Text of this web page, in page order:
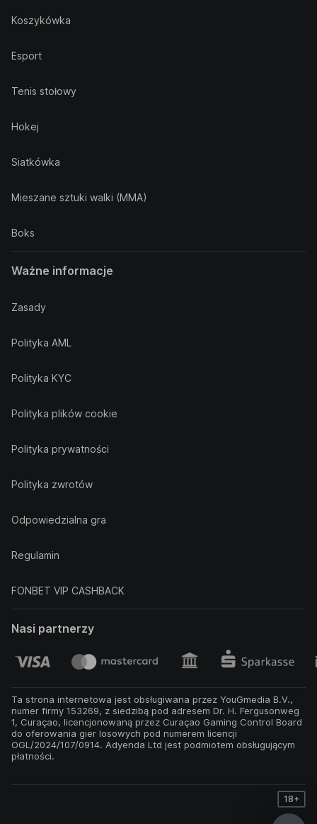
Koszykówka
Esport
Tenis stołowy
Hokej
Siatkówka
Mieszane sztuki walki (MMA)
Boks
Ważne informacje
Zasady
Polityka AML
Polityka KYC
Polityka plików cookie
Polityka prywatności
Polityka zwrotów
Odpowiedzialna gra
Regulamin
FONBET VIP CASHBACK
Nasi partnerzy
Ta strona internetowa jest obsługiwana przez YouGmedia B.V.,
numer firmy 153269, z siedzibą pod adresem Dr. H. Fergusonweg
1, Curaçao, licencjonowaną przez Curaçao Gaming Control Board
do oferowania gier losowych pod numerem licencji
OGL/2024/107/0914. Adyenda Ltd jest podmiotem obsługującym
płatności.
18+